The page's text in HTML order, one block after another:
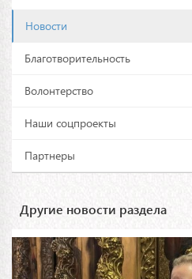
Новости
Благотворительность
Волонтерство
Наши соцпроекты
Партнеры
Другие новости раздела